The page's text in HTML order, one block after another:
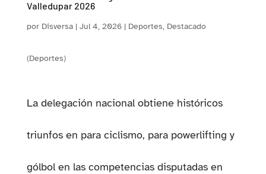
Valledupar 2026
por Disversa| Jul 4, 2026| Deportes, Destacado
(Deportes)
La delegación nacional obtiene históricos
triunfos en para ciclismo, para powerlifting y
gólbol en las competencias disputadas en